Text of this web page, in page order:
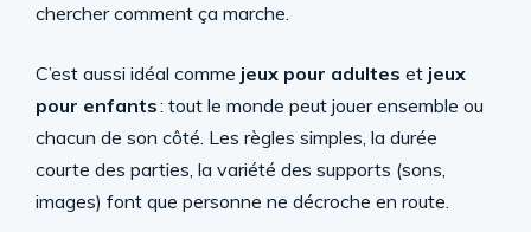
chercher comment ça marche.
C’est aussi idéal comme jeux pour adultes et jeux
pour enfants: tout le monde peut jouer ensemble ou
chacun de son côté. Les règles simples, la durée
courte des parties, la variété des supports (sons,
images) font que personne ne décroche en route.